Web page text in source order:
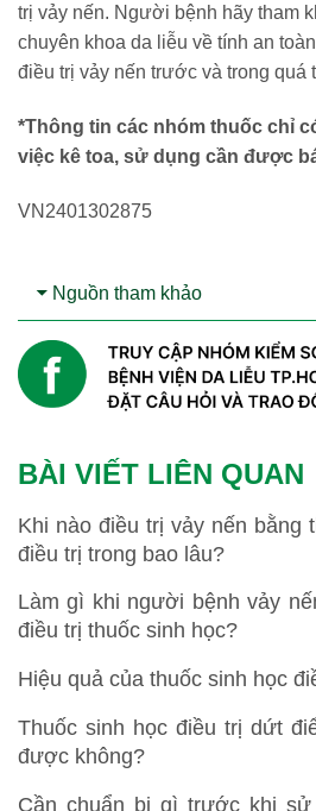
trị vảy nến. Người bệnh hãy tham
chuyên khoa da liễu về tính an
điều trị vảy nến trước và trong quá
*Thông tin các nhóm thuốc chỉ
việc kê toa, sử dụng cần được
VN2401302875
Nguồn tham khảo
BÀI VIẾT LIÊN QUAN
Khi nào điều trị vảy nến bằng
điều trị trong bao lâu?
Làm gì khi người bệnh vảy
điều trị thuốc sinh học?
Hiệu quả của thuốc sinh học
Thuốc sinh học điều trị dứt
được không?
Cần chuẩn bị gì trước khi sử